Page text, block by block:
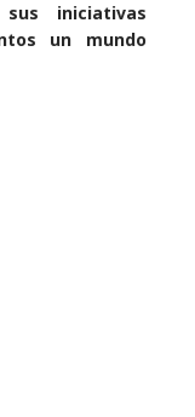
iniciativas
un mundo